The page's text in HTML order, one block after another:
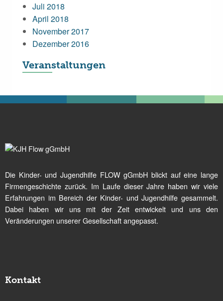
Juli 2018
April 2018
November 2017
Dezember 2016
Veranstaltungen
Die Kinder- und Jugendhilfe FLOW gGmbH blickt auf eine lange
Firmengeschichte zurück. Im Laufe dieser Jahre haben wir viele
Erfahrungen im Bereich der Kinder- und Jugendhilfe gesammelt.
Dabei haben wir uns mit der Zeit entwickelt und uns den
Veränderungen unserer Gesellschaft angepasst.
Kontakt